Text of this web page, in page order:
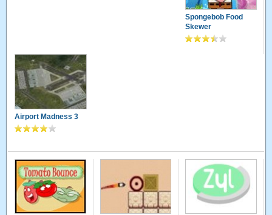
Spongebob Food
Skewer
Airport Madness 3